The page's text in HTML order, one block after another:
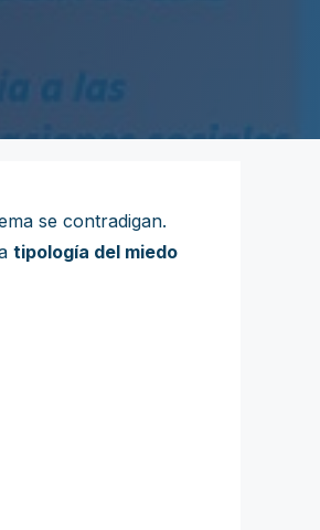
se contradigan.
tipología del miedo